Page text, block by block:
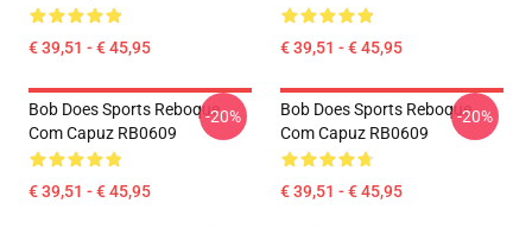
€ 39,51 - € 45,95 € 39,51 - € 45,95
Bob Does Sports Reboque
Com Capuz RB0609
€ 39,51 - € 45,95
-20%
Bob Does Sports Reboque
Com Capuz RB0609
€ 39,51 - € 45,95
-20%